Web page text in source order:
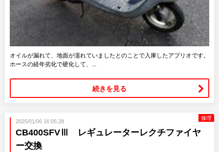
オイルが漏れて、地面が濡れていましたとのことで入庫したアプリオです。
ホースの経年劣化で硬化して、...
続きを見る
修理
2025/01/06 16:05:28
CB400SFVⅢ レギュレーターレクチファイヤ
ー交換